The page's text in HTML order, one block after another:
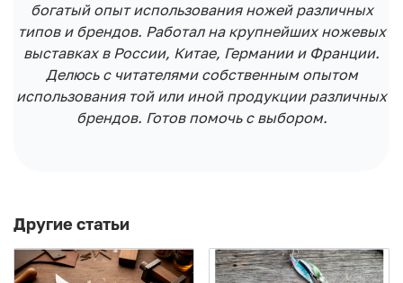
богатый опыт использования ножей различных
типов и брендов. Работал на крупнейших ножевых
выставках в России, Китае, Германии и Франции.
Делюсь с читателями собственным опытом
использования той или иной продукции различных
брендов. Готов помочь с выбором.
Другие статьи